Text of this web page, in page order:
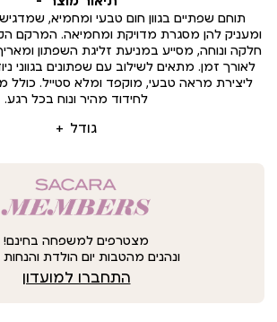
גודל
תוחם שפתיים בגוון חום טבעי ומחמיא,
ומעניק להן מסגרת מדויקת ומחמיאה. המרקם
חלקה ונוחה, מסייע במניעת זליגת השפתון
לאורך זמן. מתאים לשילוב עם שפתונים בגווני
ליצירת מראה טבעי, מוקפד ומלא סטייל.
לחידוד מהיר ונוח בכל רגע.
מצטרפים למשפחה בחינם!
ונהנים מהטבות יום הולדת והנחות
התחברו למועדון